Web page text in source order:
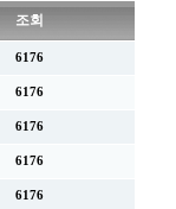
조회
6176
6176
6176
6176
6176